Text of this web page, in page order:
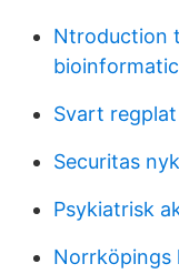
Ntroduction
Svart regplat
Securitas
Psykiatrisk
Norrköpings